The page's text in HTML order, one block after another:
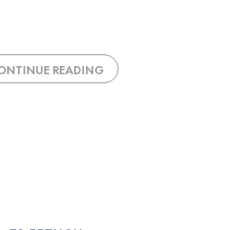
READING